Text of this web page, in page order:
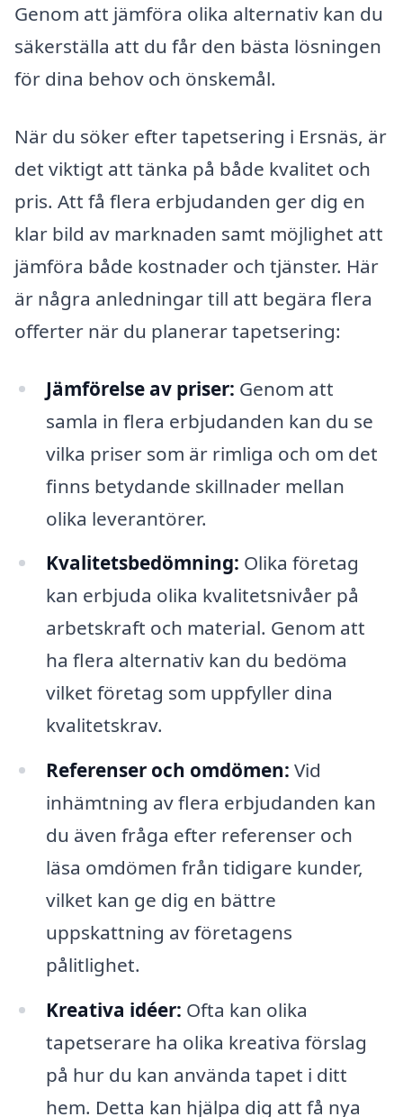
Genom att jämföra olika alternativ kan du
säkerställa att du får den bästa lösningen
för dina behov och önskemål.
När du söker efter tapetsering i Ersnäs, är
det viktigt att tänka på både kvalitet och
pris. Att få flera erbjudanden ger dig en
klar bild av marknaden samt möjlighet att
jämföra både kostnader och tjänster. Här
är några anledningar till att begära flera
offerter när du planerar tapetsering:
Jämförelse av priser: Genom att
samla in flera erbjudanden kan du se
vilka priser som är rimliga och om det
finns betydande skillnader mellan
olika leverantörer.
Kvalitetsbedömning: Olika företag
kan erbjuda olika kvalitetsnivåer på
arbetskraft och material. Genom att
ha flera alternativ kan du bedöma
vilket företag som uppfyller dina
kvalitetskrav.
Referenser och omdömen: Vid
inhämtning av flera erbjudanden kan
du även fråga efter referenser och
läsa omdömen från tidigare kunder,
vilket kan ge dig en bättre
uppskattning av företagens
pålitlighet.
Kreativa idéer: Ofta kan olika
tapetserare ha olika kreativa förslag
på hur du kan använda tapet i ditt
hem. Detta kan hjälpa dig att få nya